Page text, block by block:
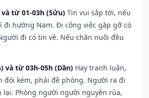
từ 01-03h (Sửu) Tin vui sắp tới, nếu
đi hướng Nam. Đi công việc gặp gỡ có
đi có tin về. Nếu chăn nuôi đều
và từ 03h-05h (Dần) Hay tranh luận,
đói kém, phải đề phòng. Người ra đi
lại. Phòng người người nguyền rủa,